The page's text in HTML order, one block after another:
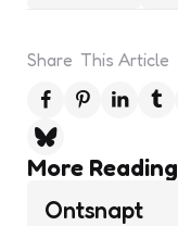
Share This Article
More Reading
Post
navigation
Ontsnapt